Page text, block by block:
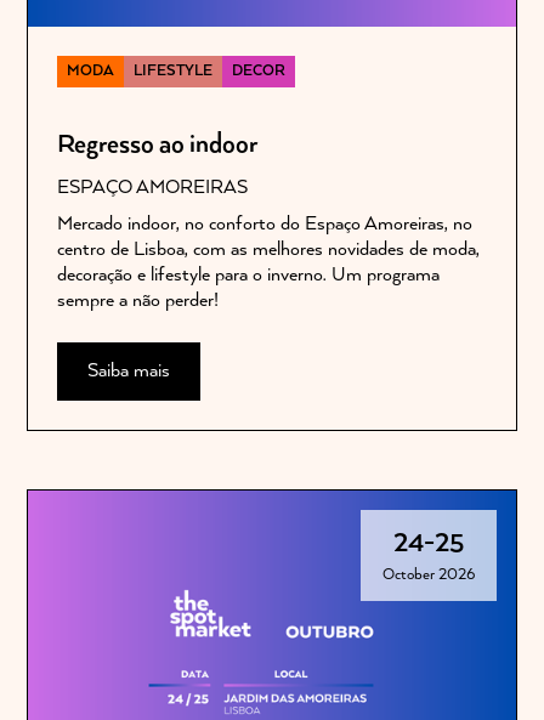
MODA LIFESTYLE DECOR
Regresso ao indoor
ESPAÇO AMOREIRAS
Mercado indoor, no conforto do Espaço Amoreiras, no
centro de Lisboa, com as melhores novidades de moda,
decoração e lifestyle para o inverno. Um programa
sempre a não perder!
Saiba mais
24-25
October 2026